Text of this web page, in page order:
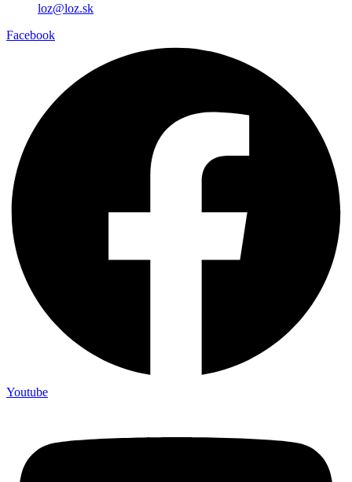
loz@loz.sk
Facebook
Youtube